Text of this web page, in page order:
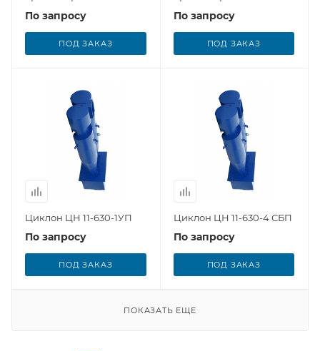
По запросу
ПОД ЗАКАЗ
По запросу
ПОД ЗАКАЗ
Циклон ЦН 11-630-1УП
По запросу
ПОД ЗАКАЗ
Циклон ЦН 11-630-4 СБП
По запросу
ПОД ЗАКАЗ
ПОКАЗАТЬ ЕЩЕ